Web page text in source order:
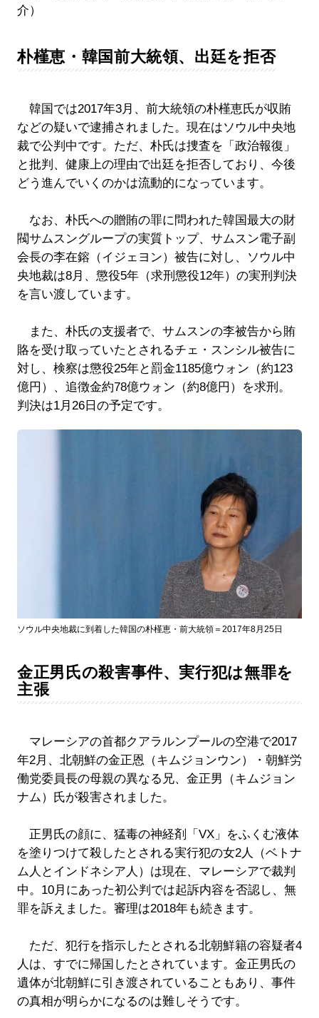
介）
朴槿恵・韓国前大統領、出廷を拒否
韓国では2017年3月、前大統領の朴槿恵氏が収賄
などの疑いで逮捕されました。現在はソウル中央地
裁で公判中です。ただ、朴氏は捜査を「政治報復」
と批判、健康上の理由で出廷を拒否しており、今後
どう進んでいくのかは流動的になっています。
なお、朴氏への贈賄の罪に問われた韓国最大の財
閥サムスングループの実質トップ、サムスン電子副
会長の李在鎔（イジェヨン）被告に対し、ソウル中
央地裁は8月、懲役5年（求刑懲役12年）の実刑判決
を言い渡しています。
また、朴氏の支援者で、サムスンの李被告から賄
賂を受け取っていたとされるチェ・スンシル被告に
対し、検察は懲役25年と罰金1185億ウォン（約123
億円）、追徴金約78億ウォン（約8億円）を求刑。
判決は1月26日の予定です。
ソウル中央地裁に到着した韓国の朴槿恵・前大統領＝2017年8月25日
金正男氏の殺害事件、実行犯は無罪を
主張
マレーシアの首都クアラルンプールの空港で2017
年2月、北朝鮮の金正恩（キムジョンウン）・朝鮮労
働党委員長の母親の異なる兄、金正男（キムジョン
ナム）氏が殺害されました。
正男氏の顔に、猛毒の神経剤「VX」をふくむ液体
を塗りつけて殺したとされる実行犯の女2人（ベトナ
ム人とインドネシア人）は現在、マレーシアで裁判
中。10月にあった初公判では起訴内容を否認し、無
罪を訴えました。審理は2018年も続きます。
ただ、犯行を指示したとされる北朝鮮籍の容疑者4
人は、すでに帰国したとされています。金正男氏の
遺体が北朝鮮に引き渡されていることもあり、事件
の真相が明らかになるのは難しそうです。